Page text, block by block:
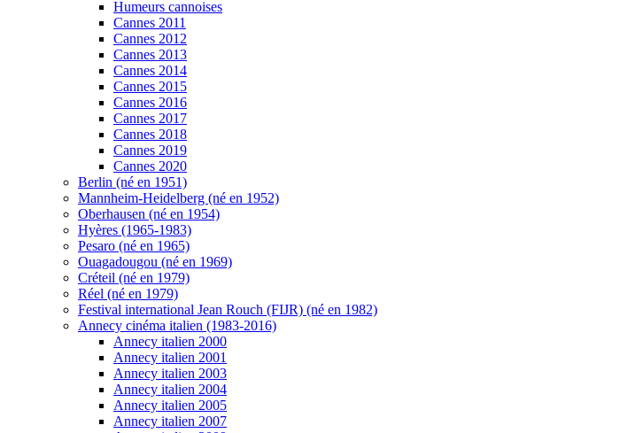
Humeurs cannoises
Cannes 2011
Cannes 2012
Cannes 2013
Cannes 2014
Cannes 2015
Cannes 2016
Cannes 2017
Cannes 2018
Cannes 2019
Cannes 2020
Berlin (né en 1951)
Mannheim-Heidelberg (né en 1952)
Oberhausen (né en 1954)
Hyères (1965-1983)
Pesaro (né en 1965)
Ouagadougou (né en 1969)
Créteil (né en 1979)
Réel (né en 1979)
Festival international Jean Rouch (FIJR) (né en 1982)
Annecy cinéma italien (1983-2016)
Annecy italien 2000
Annecy italien 2001
Annecy italien 2003
Annecy italien 2004
Annecy italien 2005
Annecy italien 2007